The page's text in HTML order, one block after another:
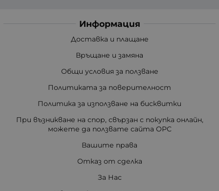
Информация
Доставка и плащане
Връщане и замяна
Общи условия за ползване
Политиката за поверителност
Политика за използване на бисквитки
При възникване на спор, свързан с покупка онлайн,
можете да ползвате сайта ОРС
Вашите права
Отказ от сделка
За Нас